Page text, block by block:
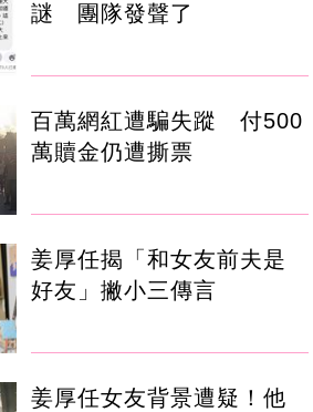
謎 團隊發聲了
百萬網紅遭騙失蹤 付500
萬贖金仍遭撕票
姜厚任揭「和女友前夫是
好友」撇小三傳言
姜厚任女友背景遭疑！他